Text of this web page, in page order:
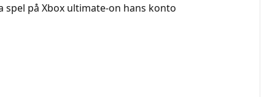
på Xbox ultimate-on hans konto